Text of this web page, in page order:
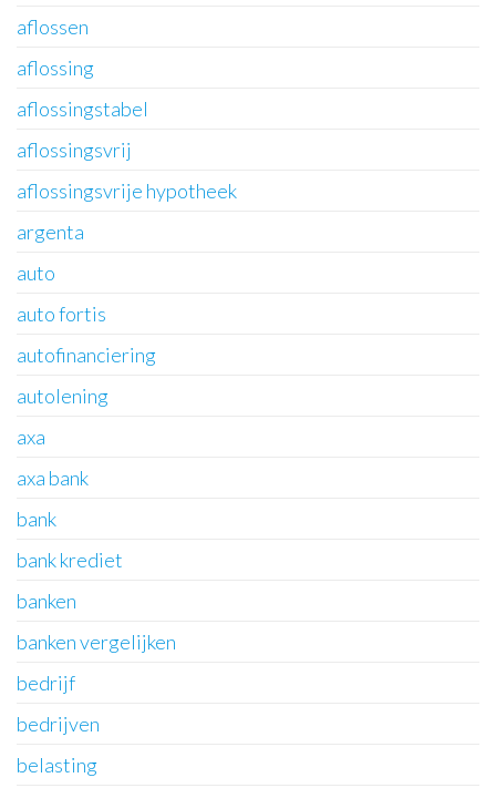
aflossen
aflossing
aflossingstabel
aflossingsvrij
aflossingsvrije hypotheek
argenta
auto
auto fortis
autofinanciering
autolening
axa
axa bank
bank
bank krediet
banken
banken vergelijken
bedrijf
bedrijven
belasting